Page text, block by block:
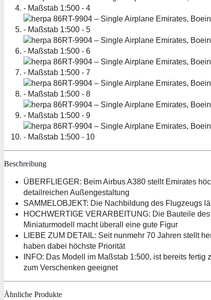
Beschreibung
ÜBERFLIEGER: Beim Airbus A380 stellt Emirates
detailreichen Außengestaltung
SAMMELOBJEKT: Die Nachbildung des Flugzeugs
HOCHWERTIGE VERARBEITUNG: Die Bauteile
Miniaturmodell macht überall eine gute Figur
LIEBE ZUM DETAIL: Seit nunmehr 70 Jahren stellt
haben dabei höchste Priorität
INFO: Das Modell im Maßstab 1:500, ist bereits
zum Verschenken geeignet
Ähnliche Produkte